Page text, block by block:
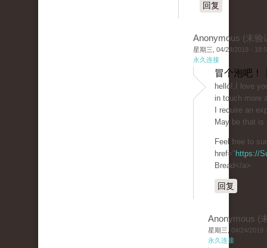
回复
Anonymous (未验
星期三, 04/24/2019 -
永久连接
冒个泡吧！
hello!,I love
in touch more
I require an
May be that is
Feel free to
href=" https://
Bread</a>
回复
Anonymous (
星期三, 04/24/2019
永久连接